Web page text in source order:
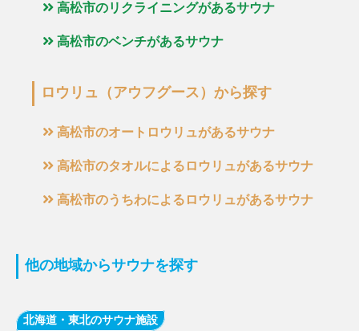
高松市のリクライニングがあるサウナ
高松市のベンチがあるサウナ
ロウリュ（アウフグース）から探す
高松市のオートロウリュがあるサウナ
高松市のタオルによるロウリュがあるサウナ
高松市のうちわによるロウリュがあるサウナ
他の地域からサウナを探す
北海道・東北のサウナ施設